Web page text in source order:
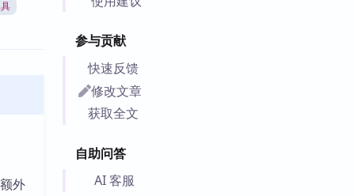
市
参与贡献
快速反馈
修改文章
获取全文
自助问答
AI 客服
外